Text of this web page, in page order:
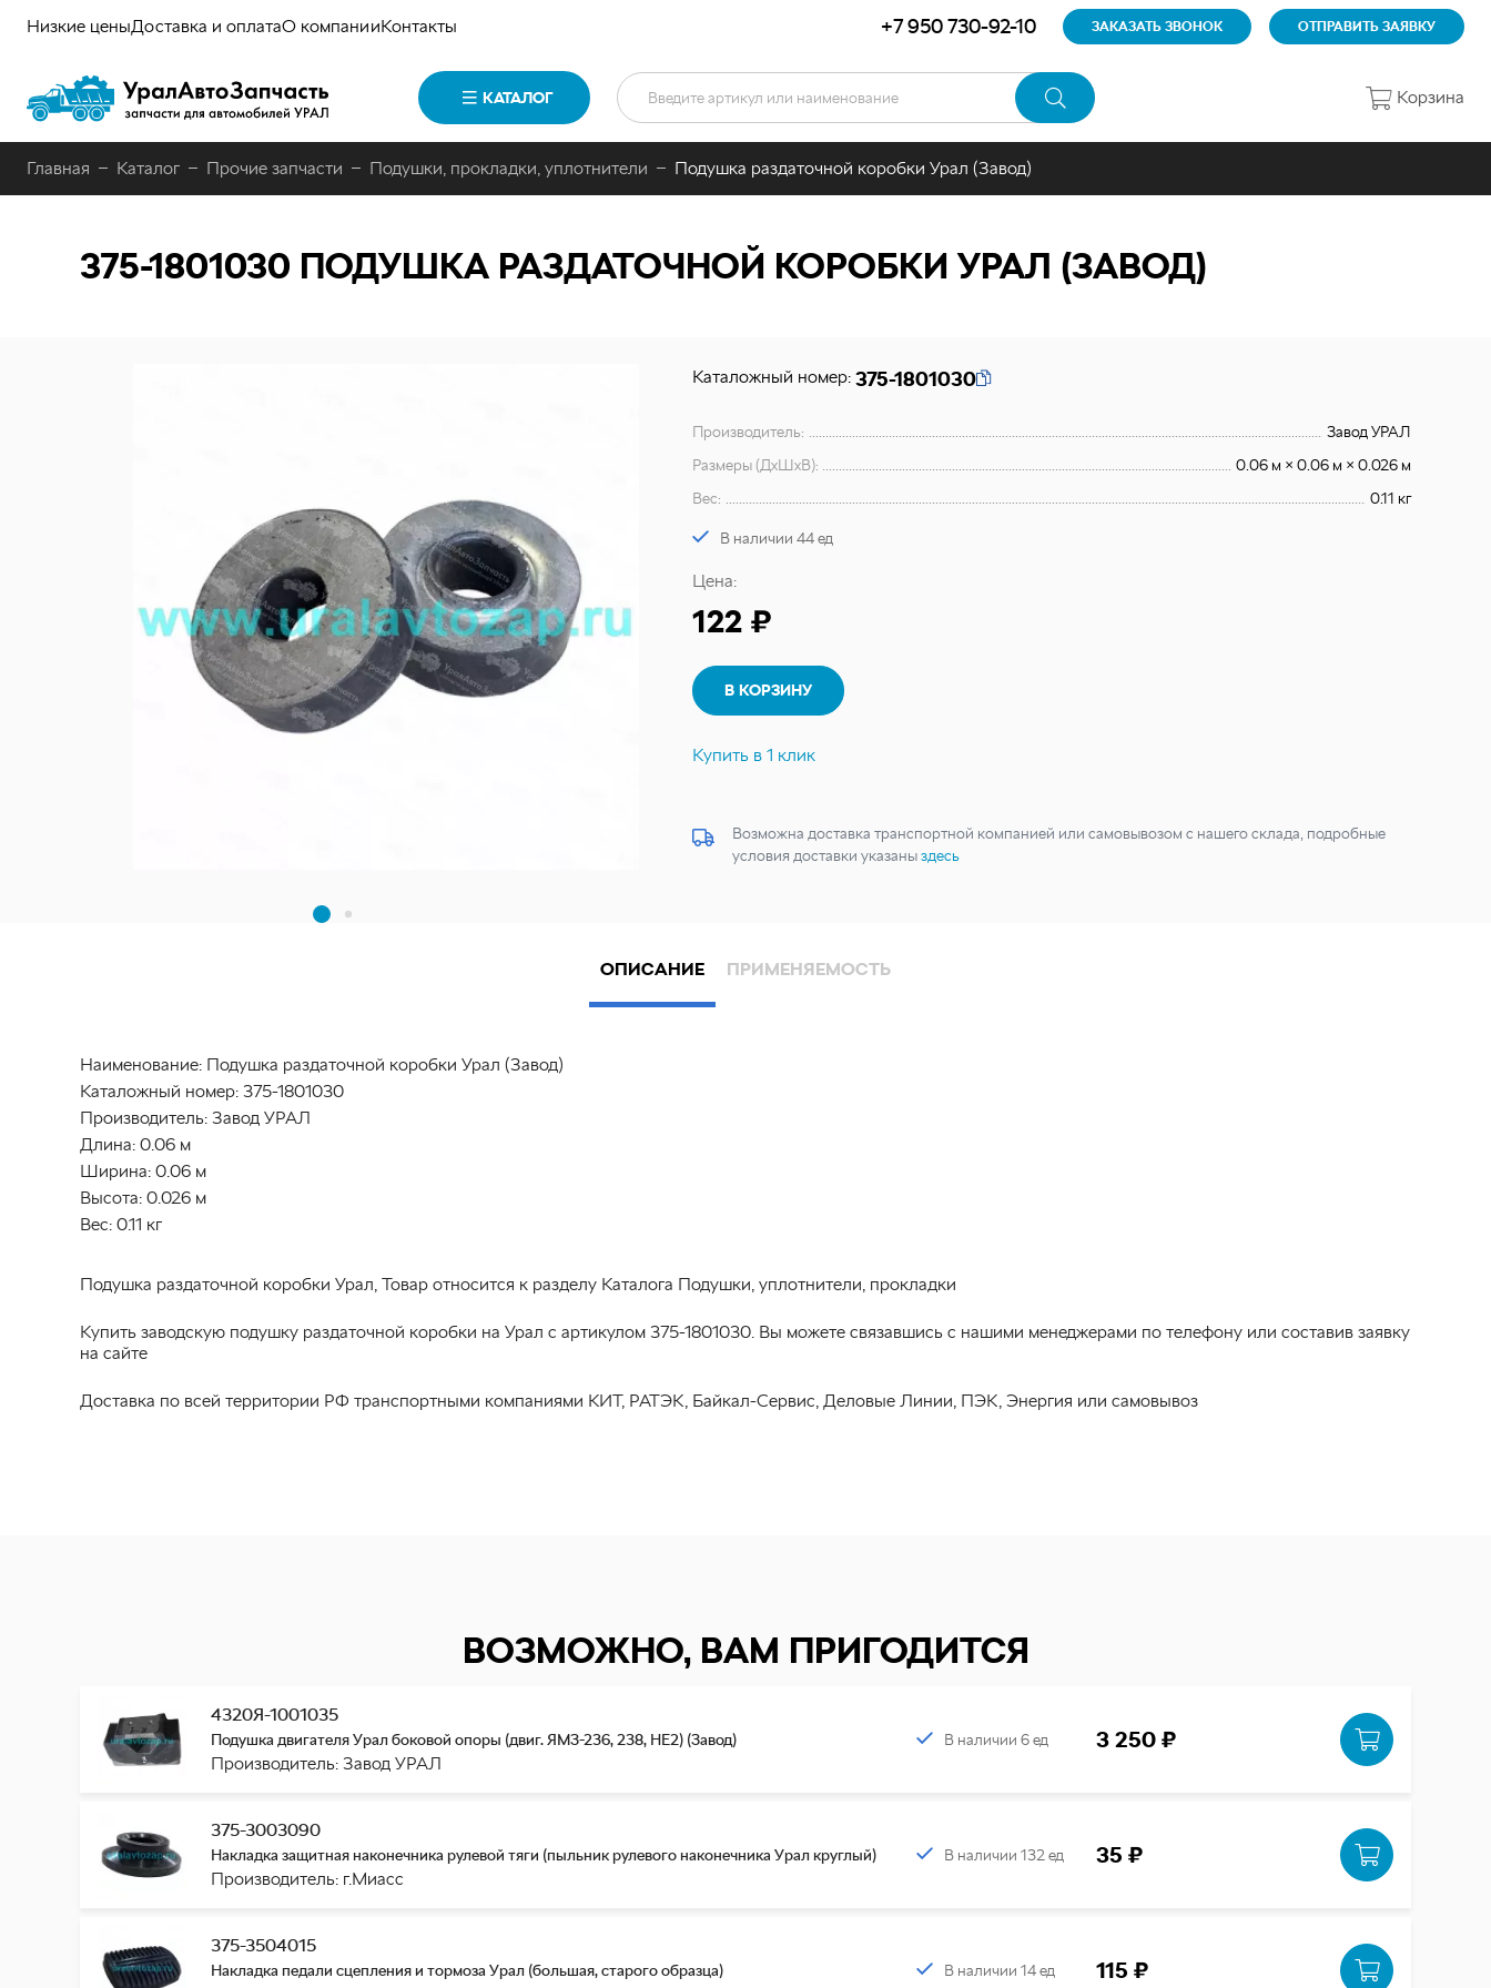
Низкие ценыДоставка и оплатаО компанииКонтакты +7 950 730-92-10 ЗАКАЗАТЬ ЗВОНОК ОТПРАВИТЬ ЗАЯВКУ
КАТАЛОГ Корзина
Главная Каталог Прочие запчасти Подушки, прокладки, уплотнители Подушка раздаточной коробки Урал (Завод)
375-1801030 ПОДУШКА РАЗДАТОЧНОЙ КОРОБКИ УРАЛ (ЗАВОД)
Каталожный номер: 375-1801030
Производитель:
Завод УРАЛ
Размеры (ДхШхВ):
0.06 м × 0.06 м × 0.026 м
Вес:
0.11 кг
В наличии 44 ед
Цена:
122 ₽
В КОРЗИНУ
Купить в 1 клик
Возможна доставка транспортной компанией или самовывозом с нашего склада, подробные
условия доставки указаныздесь
ОПИСАНИЕ ПРИМЕНЯЕМОСТЬ
Наименование: Подушка раздаточной коробки Урал (Завод)
Каталожный номер: 375-1801030
Производитель: Завод УРАЛ
Длина: 0.06 м
Ширина: 0.06 м
Высота: 0.026 м
Вес: 0.11 кг
Подушка раздаточной коробки Урал, Товар относится к разделу Каталога Подушки, уплотнители, прокладки
Купить заводскую подушку раздаточной коробки на Урал с артикулом 375-1801030. Вы можете связавшись с нашими менеджерами по телефону или составив заявку
на сайте
Доставка по всей территории РФ транспортными компаниями КИТ, РАТЭК, Байкал-Сервис, Деловые Линии, ПЭК, Энергия или самовывоз
ВОЗМОЖНО, ВАМ ПРИГОДИТСЯ
4320Я-1001035
Подушка двигателя Урал боковой опоры (двиг. ЯМЗ-236, 238, НЕ2) (Завод)
Производитель: Завод УРАЛ
В наличии 6 ед 3 250 ₽
375-3003090
Накладка защитная наконечника рулевой тяги (пыльник рулевого наконечника Урал круглый)
Производитель: г.Миасс
В наличии 132 ед 35 ₽
375-3504015
Накладка педали сцепления и тормоза Урал (большая, старого образца) В наличии 14 ед 115 ₽